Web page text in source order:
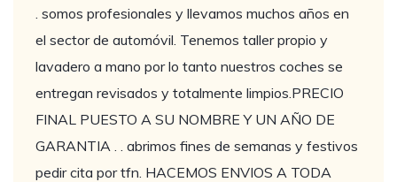
. somos profesionales y llevamos muchos años en
el sector de automóvil. Tenemos taller propio y
lavadero a mano por lo tanto nuestros coches se
entregan revisados y totalmente limpios.PRECIO
FINAL PUESTO A SU NOMBRE Y UN AÑO DE
GARANTIA . . abrimos fines de semanas y festivos
pedir cita por tfn. HACEMOS ENVIOS A TODA